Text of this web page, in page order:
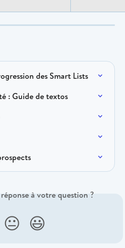
des Smart Lists
: Guide de textos
à votre question ?
😐 😃